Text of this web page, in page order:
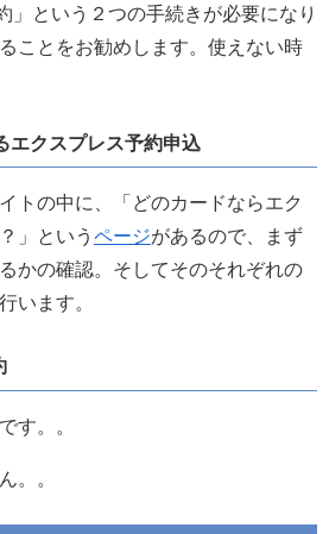
」という２つの手続きが必要になり
ことをお勧めします。使えない時
エクスプレス予約申込
トの中に、「どのカードならエク
」という ページがあるので、まず
かの確認。そしてそのそれぞれの
います。
す。。
。。